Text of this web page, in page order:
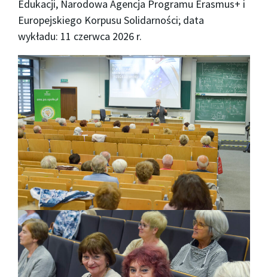
Edukacji, Narodowa Agencja Programu Erasmus+ i
Europejskiego Korpusu Solidarności; data
wykładu: 11 czerwca 2026 r.